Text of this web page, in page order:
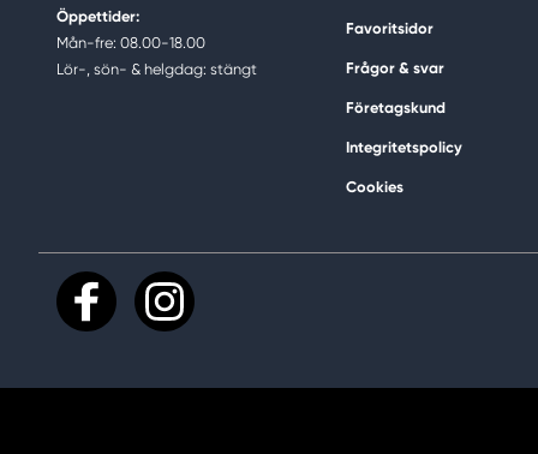
Öppettider:
Mån-fre: 08.00-18.00
Lör-, sön- & helgdag: stängt
Favoritsidor
Frågor & svar
Företagskund
Integritetspolicy
Cookies